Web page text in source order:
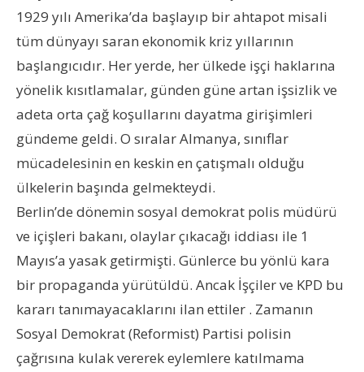
1929 yılı Amerika’da başlayıp bir ahtapot misali
tüm dünyayı saran ekonomik kriz yıllarının
başlangıcıdır. Her yerde, her ülkede işçi haklarına
yönelik kısıtlamalar, günden güne artan işsizlik ve
adeta orta çağ koşullarını dayatma girişimleri
gündeme geldi. O sıralar Almanya, sınıflar
mücadelesinin en keskin en çatışmalı olduğu
ülkelerin başında gelmekteydi.
Berlin’de dönemin sosyal demokrat polis müdürü
ve içişleri bakanı, olaylar çıkacağı iddiası ile 1
Mayıs’a yasak getirmişti. Günlerce bu yönlü kara
bir propaganda yürütüldü. Ancak İşçiler ve KPD bu
kararı tanımayacaklarını ilan ettiler . Zamanın
Sosyal Demokrat (Reformist) Partisi polisin
çağrısına kulak vererek eylemlere katılmama